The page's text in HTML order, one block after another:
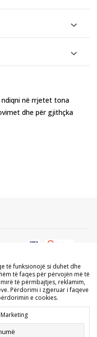
në rrjetet tona
dhe për gjithçka
nga faqet e internetit
i referohet logove, markave
i tyre palëve të treta,
për ndonjë për qëllime, pa
DOOEL.
e produktit, foton
të funksionojë si duhet dhe
të faqes për përvojën më të
të përmbajtjes, reklamim,
Përdorimi i zgjeruar i faqeve
e cookies.
Marketing